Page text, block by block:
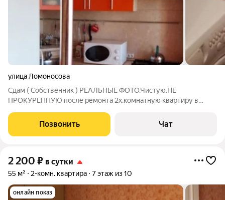
улица Ломоносова
Сдам ( Собственник ) РЕАЛЬНЫЕ ФОТО.Чистую,НЕ
ПРОКУРЕННУЮ после ремонта 2х.комнатную квартиру в
машинка,холодильник,ЖК-ТВ,утюг и гладильная доска,
СВЧ,чайник, бесплатный wi-fi. Гель для душа,
Позвонить Чат
2 200 ₽ в сутки
55 м² 2-комн. квартира 7 этаж из 10
онлайн показ